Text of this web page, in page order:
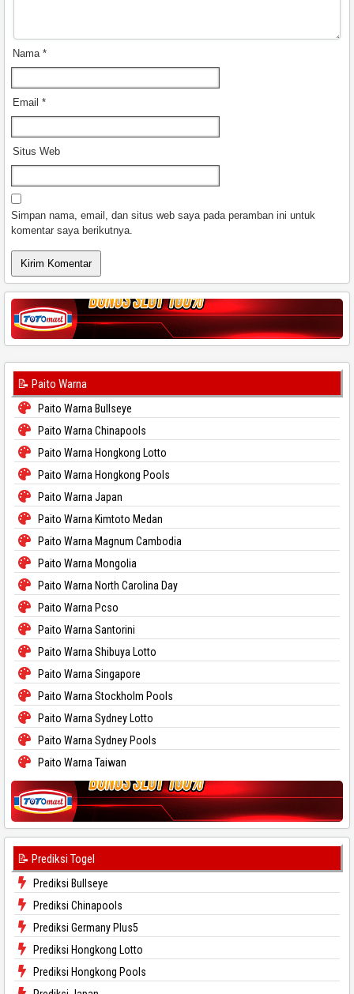
Nama *
Email *
Situs Web
Simpan nama, email, dan situs web saya pada peramban ini untuk
komentar saya berikutnya.
📝 Paito Warna
Paito Warna Bullseye
Paito Warna Chinapools
Paito Warna Hongkong Lotto
Paito Warna Hongkong Pools
Paito Warna Japan
Paito Warna Kimtoto Medan
Paito Warna Magnum Cambodia
Paito Warna Mongolia
Paito Warna North Carolina Day
Paito Warna Pcso
Paito Warna Santorini
Paito Warna Shibuya Lotto
Paito Warna Singapore
Paito Warna Stockholm Pools
Paito Warna Sydney Lotto
Paito Warna Sydney Pools
Paito Warna Taiwan
📝 Prediksi Togel
Prediksi Bullseye
Prediksi Chinapools
Prediksi Germany Plus5
Prediksi Hongkong Lotto
Prediksi Hongkong Pools